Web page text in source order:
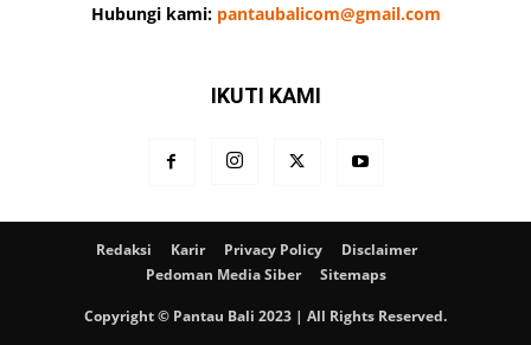
Hubungi kami: pantaubalicom@gmail.com
IKUTI KAMI
Redaksi Karir Privacy Policy
Disclaimer
Pedoman Media Siber
Sitemaps
Copyright © Pantau Bali 2023 | All Rights Reserved.